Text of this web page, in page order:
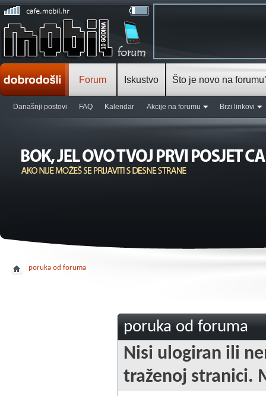
Forum
Današnji postovi FAQ Kalendar Akcije na forumu Brzi linkovi
Iskustvo Što je novo na
poruka od foruma
poruka od foruma
Nisi ulogiran ili
traženoj stranici.